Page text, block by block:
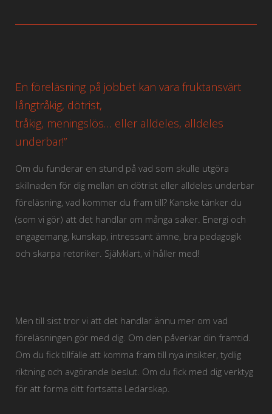
En föreläsning på jobbet kan vara fruktansvärt
långtråkig, dötrist,
tråkig, meningslös… eller alldeles, alldeles
underbar!”
Om du funderar en stund på vad som skulle utgöra
skillnaden för dig mellan en dötrist eller alldeles underbar
föreläsning, vad kommer du fram till? Kanske tänker du
(som vi gör) att det handlar om många saker. Energi och
engagemang, kunskap, intressant ämne, bra pedagogik
och skarpa retoriker. Självklart, vi håller med!
Men till sist tror vi att det handlar ännu mer om vad
föreläsningen gör med dig. Om den påverkar din framtid.
Om du fick tillfälle att komma fram till nya insikter, tydlig
riktning och avgörande beslut. Om du fick med dig verktyg
för att forma ditt fortsatta Ledarskap.